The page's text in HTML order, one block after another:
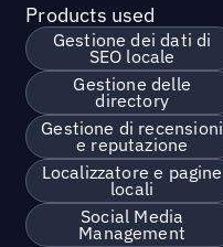
Products used
Gestione dei dati di
SEO locale
Gestione delle
directory
Gestione di recensioni
e reputazione
Localizzatore e pagine
locali
Social Media
Management